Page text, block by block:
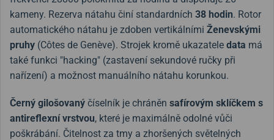
kameny. Rezerva nátahu činí standardních 38 hodin. Rotor
automatického nátahu je zdoben vertikálními Ženevskými
pruhy (Côtes de Genève). Strojek kromě ukazatele data má
také funkci "hacking" (zastavení sekundové ručky při
nařízení) a možnost manuálního nátahu korunkou.
Černý gilošovaný číselník je chráněn safírovým sklíčkem s
antireflexní vrstvou, které je maximálně odolné vůči
poškrábání. Čitelnost za tmy a zhoršených světelných